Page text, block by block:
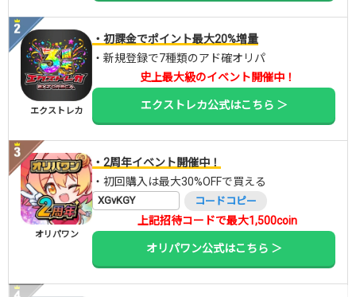
エクストレカ
・初課金でポイント最大20%増量
・新規登録で7種類のアド確オリパ
史上最大級のイベント開催中！
エクストレカ公式はこちら ＞
オリパワン
・2周年イベント開催中！
・初回購入は最大30%OFFで買える
XGvKGY コードコピー
上記招待コードで最大1,500coin
オリパワン公式はこちら ＞